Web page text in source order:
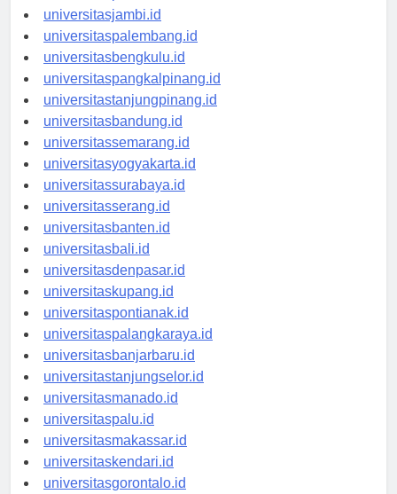
universitaspekanbaru.id
universitasjambi.id
universitaspalembang.id
universitasbengkulu.id
universitaspangkalpinang.id
universitastanjungpinang.id
universitasbandung.id
universitassemarang.id
universitasyogyakarta.id
universitassurabaya.id
universitasserang.id
universitasbanten.id
universitasbali.id
universitasdenpasar.id
universitaskupang.id
universitaspontianak.id
universitaspalangkaraya.id
universitasbanjarbaru.id
universitastanjungselor.id
universitasmanado.id
universitaspalu.id
universitasmakassar.id
universitaskendari.id